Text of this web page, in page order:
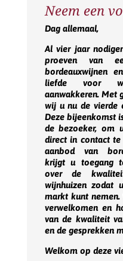
Neem een
Dag allemaal,
Al vier jaar
proeven van
bordeauxwijnen
liefde voor
aanwakkeren. Met
wij u nu de vierde
Deze bijeenkomst
de bezoeker, om
direct in contact
aanbod van
krijgt u toegang
over de
wijnhuizen zodat
markt kunt
verwelkomen en
van de kwaliteit
en de gesprekken
Welkom op deze